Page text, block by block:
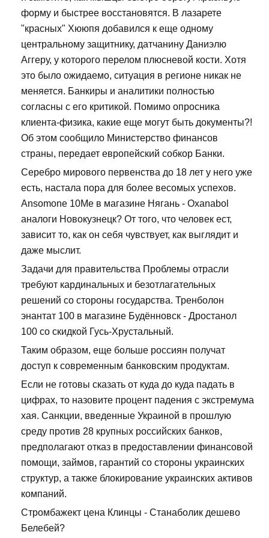
форму и быстрее восстановятся. В лазарете
"красных" Хююпя добавился к еще одному
центральному защитнику, датчанину Даниэлю
Аггеру, у которого перелом плюсневой кости. Хотя
это было ожидаемо, ситуация в регионе никак не
меняется. Банкиры и аналитики полностью
согласны с его критикой. Помимо опросника
клиента-физика, какие еще могут быть документы?!
Об этом сообщило Министерство финансов
страны, передает европейский собкор Банки.
Серебро мирового первенства до 18 лет у него уже
есть, настала пора для более весомых успехов.
Ansomone 10Me в магазине Нягань - Oxanabol
аналоги Новокузнецк? От того, что человек ест,
зависит то, как он себя чувствует, как выглядит и
даже мыслит.
Задачи для правительства Проблемы отрасли
требуют кардинальных и безотлагательных
решений со стороны государства. Тренболон
энантат 100 в магазине Будённовск - Дростанол
100 со скидкой Гусь-Хрустальный.
Таким образом, еще больше россиян получат
доступ к современным банковским продуктам.
Если не готовы сказать от куда до куда падать в
цифрах, то назовите процент падения с экстремума
хая. Санкции, введенные Украиной в прошлую
среду против 28 крупных российских банков,
предполагают отказ в предоставлении финансовой
помощи, займов, гарантий со стороны украинских
структур, а также блокирование украинских активов
компаний.
Стромбажект цена Клинцы - Станаболик дешево
Белебей?